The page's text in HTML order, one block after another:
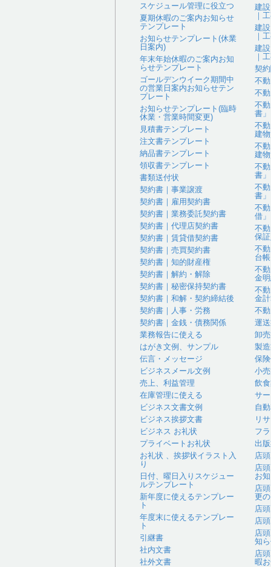
スケジュール管理に役立つ
夏期休暇のご案内お知らせ
テンプレート
お知らせテンプレート(休業
日案内)
年末年始休暇のご案内お知
らせテンプレート
ゴールデンウイーク期間中
の営業日案内お知らせテン
プレート
お知らせテンプレート(臨時
休業・営業時間変更)
見積書テンプレート
注文書テンプレート
納品書テンプレート
領収書テンプレート
書類送付状
契約書｜事業譲渡
契約書｜雇用契約書
契約書｜業務委託契約書
契約書｜代理店契約書
契約書｜賃貸借契約書
契約書｜売買契約書
契約書｜知的財産権
契約書｜解約・解除
契約書｜秘密保持契約書
契約書｜和解・契約締結後
契約書｜人事・労務
契約書｜金銭・債務関係
業務報告に使える
はがき文例、サンプル
伝言・メッセージ
ビジネスメール文例
売上、利益管理
在庫管理に使える
ビジネス文書文例
ビジネス挨拶文書
ビジネス お礼状
プライベートお礼状
お礼状 、挨拶状イラスト入
り
日付、曜日入りスケジュー
ルテンプレート
新年度に使えるテンプレー
ト
年度末に使えるテンプレー
ト
引継書
社内文書
社外文書
建
｜
建
｜
建
｜
契
不
不
不
書」
不
建
不
建
不
書」
不
書」
不
借」
不
保
不
台
不
金
不
金
不
運
卸
製
保
小
飲
サ
自
リ
フ
出
店
店
お
店
更
店
店
店
知
店
暇